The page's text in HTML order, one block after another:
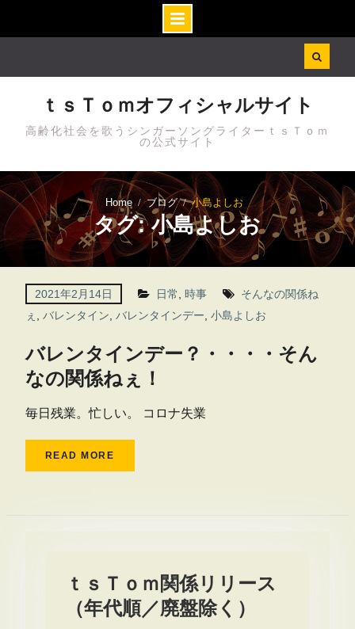
ｔｓＴｏｍオフィシャルサイト
高齢化社会を歌うシンガーソングライターｔｓＴｏｍ
の公式サイト
Home ブログ 小島よしお
タグ: 小島よしお
2021年2月14日 日常 時事
そんなの関係ね
ぇ
バレンタイン バレンタインデー 小島よしお
バレンタインデー？・・・・そん
なの関係ねぇ！
毎日残業。忙しい。 コロナ失業
READ MORE
ｔｓＴｏｍ関係リリース
（年代順／廃盤除く）